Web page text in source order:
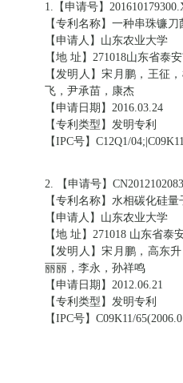
1.【申请号】
【专利名称】一种串珠镰
【申请人】山东农业大学
【地 址】271018山东省泰
【发明人】宋月鹏，王征
飞，尹承苗，康杰
【申请日期】2016.03.24
【专利类型】发明专利
【IPC号】C12Q1/
2. 【申请号】
【专利名称】水相碳化硅
【申请人】山东农业大学
【地 址】271018 山东省泰
【发明人】宋月鹏，高东
丽丽，李永，孙祥鸣
【申请日期】2012.06.21
【专利类型】发明专利
【IPC号】C09K11/